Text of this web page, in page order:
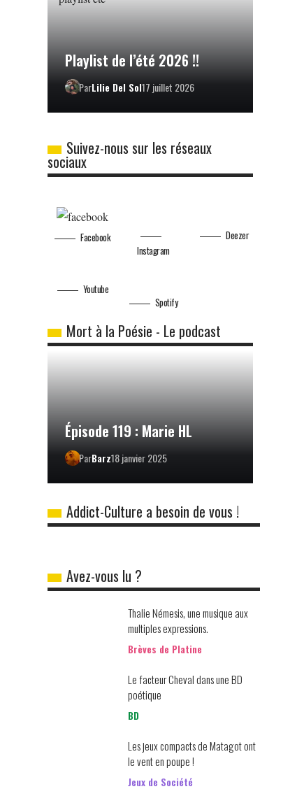
Playlist de l’été 2026 !!
ParLilie Del Sol17 juillet 2026
Suivez-nous sur les réseaux
sociaux
Facebook
Youtube
Instagram
Spotify
Deezer
Mort à la Poésie - Le podcast
Épisode 119 : Marie HL
ParBarz18 janvier 2025
Addict-Culture a besoin de vous !
Avez-vous lu ?
Thalie Némesis, une musique aux
multiples expressions.
Brèves de Platine
Le facteur Cheval dans une BD
poétique
BD
Les jeux compacts de Matagot ont
le vent en poupe !
Jeux de Société